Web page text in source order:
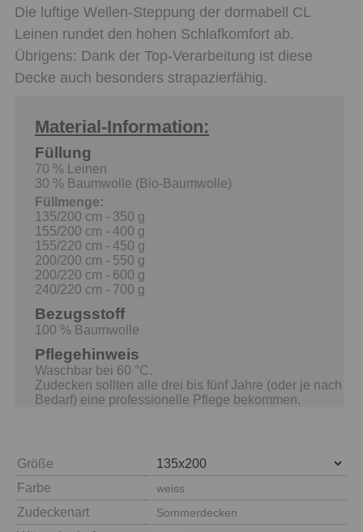
Die luftige Wellen-Steppung der dormabell CL
Leinen rundet den hohen Schlafkomfort ab.
Übrigens: Dank der Top-Verarbeitung ist diese
Decke auch besonders strapazierfähig.
Material-Information:
Füllung
70 % Leinen
30 % Baumwolle (Bio-Baumwolle)
Füllmenge:
135/200 cm - 350 g
155/200 cm - 400 g
155/220 cm - 450 g
200/200 cm - 550 g
200/220 cm - 600 g
240/220 cm - 700 g
Bezugsstoff
100 % Baumwolle
Pflegehinweis
Waschbar bei 60 °C.
Zudecken sollten alle drei bis fünf Jahre (oder je nach
Bedarf) eine professionelle Pflege bekommen.
Größe
Farbe
weiss
Zudeckenart Sommerdecken